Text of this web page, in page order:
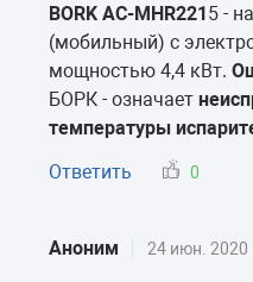
BORK AC-MHR2215 -
(мобильный) с
мощностью 4,4 кВт.
БОРК - означает
температуры
Ответить
0
Аноним 24 июн. 2020